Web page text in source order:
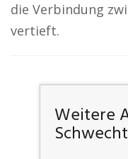
die Verbindung
vertieft.
Weitere